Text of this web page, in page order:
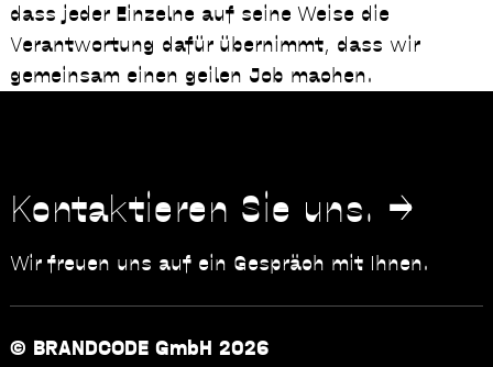
dass jeder Einzelne auf seine Weise die
Verantwortung dafür übernimmt, dass wir
gemeinsam einen geilen Job machen.
Kontaktieren Sie uns.
Wir freuen uns auf ein Gespräch mit Ihnen.
© BRANDCODE GmbH 2026